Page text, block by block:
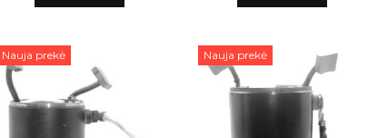
Nauja prekė Nauja prekė